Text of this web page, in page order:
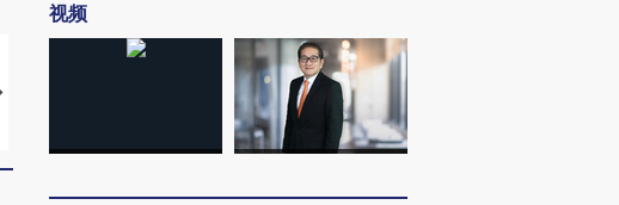
马航飞行员跨国走私7万
视线｜被称为“蟑螂”的印
度Z世代 用街头抗争将教
育部长拱下台
机”？难民潮撕裂西班牙
飞地休达
视频